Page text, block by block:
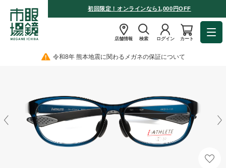
初回限定！オンラインなら1,000円OFF
店舗情報 検索 ログイン カート
令和8年 熊本地震に関わるメガネの保証について